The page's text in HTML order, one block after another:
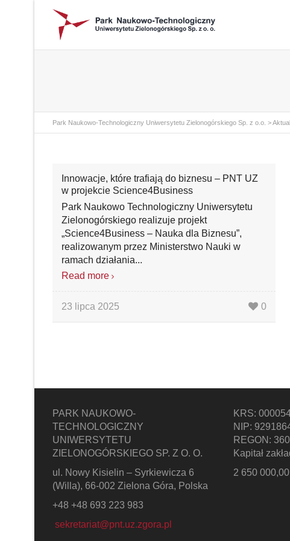
Park Naukowo-Technologiczny Uniwersytetu Zielonogórskiego Sp. z o.o. >
Innowacje, które trafiają do biznesu – PNT UZ
w projekcie Science4Business
Park Naukowo Technologiczny Uniwersytetu
Zielonogórskiego realizuje projekt
„Science4Business – Nauka dla Biznesu”,
realizowanym przez Ministerstwo Nauki w
ramach działania...
Read more
23 lipca 2025 0
PARK NAUKOWO-
TECHNOLOGICZNY
UNIWERSYTETU
ZIELONOGÓRSKIEGO SP. Z O. O.
ul. Nowy Kisielin – Syrkiewicza 6
(Willa), 66-002 Zielona Góra, Polska
+48 +48 693 223 983
sekretariat@pnt.uz.zgora.pl
KRS:
NIP:
REGON:
Kapitał
2 650 000,00